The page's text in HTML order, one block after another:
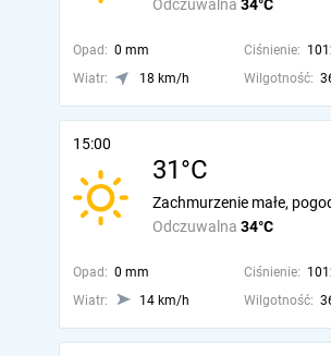
Odczuwalna 34°C
Opad: 0 mm Ciśnienie:
Wiatr:
18 km/h Wilgotność:
15:00
31°C
Odczuwalna 34°C
Zachmurzenie małe,
Opad: 0 mm Ciśnienie:
Wiatr:
14 km/h Wilgotność: